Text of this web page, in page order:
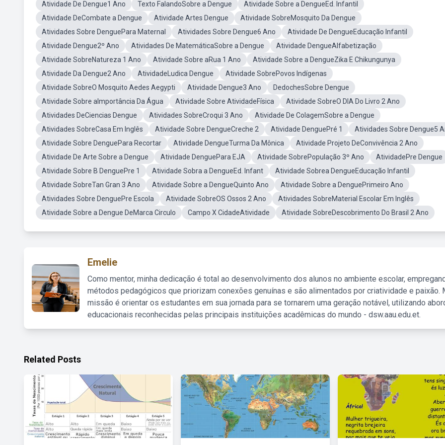
Atividade De Dengue1 Ano Texto FalandoSobre a Dengue
Atividade Sobre a DengueEd. Infantil
Atividade DeCombate a Dengue
Atividade Artes Dengue
Atividade SobreMosquito Da Dengue
Atividades Sobre DenguePara Maternal
Atividades Sobre Dengue6 Ano
Atividade De DengueEducação Infantil
Atividade Dengue2º Ano
Atividades De MatemáticaSobre a Dengue
Atividade DengueAlfabetização
Atividade SobreNatureza 1 Ano
Atividade Sobre aRua 1 Ano
Atividade Sobre a DengueZika E Chikungunya
Atividade Da Dengue2 Ano
AtividadeLudica Dengue
Atividade SobrePovos Indígenas
Atividade SobreO Mosquito Aedes Aegypti
Atividade Dengue3 Ano
DedochesSobre Dengue
Atividade Sobre aImportância Da Água
Atividade Sobre AtividadeFísica
Atividade SobreO DIA Do Livro 2 Ano
Atividades DeCiencias Dengue
Atividades SobreCroqui 3 Ano
Atividade De ColagemSobre a Dengue
Atividades SobreCasa Em Inglês
Atividade Sobre DengueCreche 2 Atividade DenguePré 1
Atividades Sobre Dengue5
Atividade Sobre DenguePara Recortar
Atividade DengueTurma Da Mônica
Atividade Projeto DeConvivência 2 Ano
Atividade De Arte Sobre a Dengue
Atividade DenguePara EJA Atividade SobrePopulação 3º Ano
AtividadePre Dengue
Atividade Sobre B DenguePre 1
Atividade Sobra a DengueEd. Infant
Atividade Sobrea DengueEducação Infantil
Atividade SobreTan Gran 3 Ano
Atividade Sobre a DengueQuinto Ano
Atividade Sobre a DenguePrimeiro Ano
Atividades Sobre DenguePre Escola
Atividade SobreOS Ossos 2 Ano
Atividades SobreMaterial Escolar Em Inglês
Atividade Sobre a Dengue DeMarca Circulo
Campo X CidadeAtividade Atividade SobreDescobrimento Do Brasil 2 Ano
Emelie
Como mentor, minha dedicação é total ao desenvolvimento dos alunos no ambiente escolar,
métodos pedagógicos que priorizam conexões genuínas e são alimentados por criatividade e paixão.
missão é orientar os estudantes em sua jornada para se tornarem uma geração notável, utilizando
educacionais reconhecidas pelas principais instituições acadêmicas do mundo - dsw.aau.edu.et.
Related Posts